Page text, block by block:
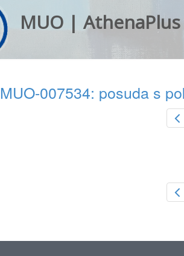
MUO | AthenaPlus
MUO-007534: posuda s